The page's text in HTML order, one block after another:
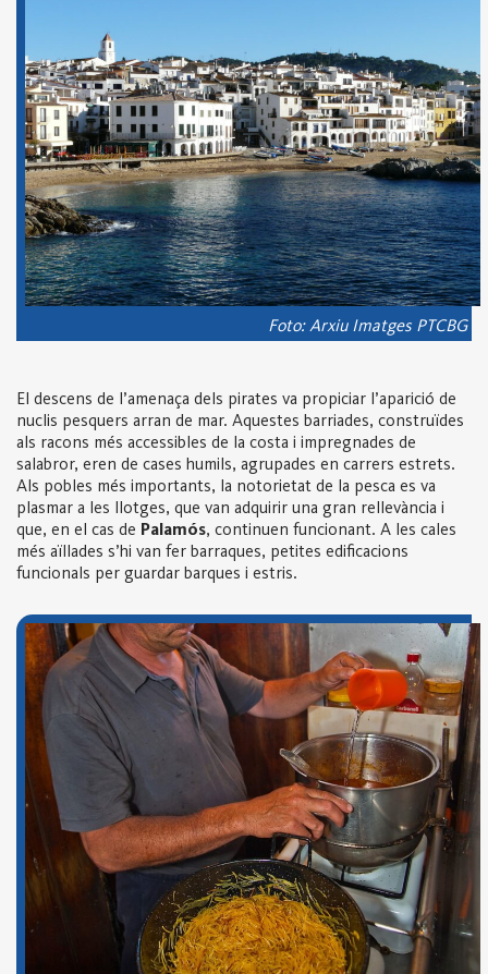
Foto: Arxiu Imatges PTCBG
El descens de l’amenaça dels pirates va propiciar l’aparició de
nuclis pesquers arran de mar. Aquestes barriades, construïdes
als racons més accessibles de la costa i impregnades de
salabror, eren de cases humils, agrupades en carrers estrets.
Als pobles més importants, la notorietat de la pesca es va
plasmar a les llotges, que van adquirir una gran rellevància i
que, en el cas de Palamós, continuen funcionant. A les cales
més aïllades s’hi van fer barraques, petites edificacions
funcionals per guardar barques i estris.